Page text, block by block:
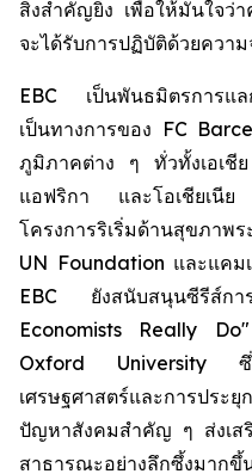
สิ่งสำคัญยิ่ง เพื่อให้มั่นใจว่
จะได้รับการปฏิบัติด้วยควา
EBC เป็นพันธมิตรการแลก
เป็นทางการของ FC
ภูมิภาคต่าง ๆ ทั่วทั้งเอเชี
แอฟริกา และโอเชียเนีย
โครงการริเริ่มด้านสุขภา
UN Foundation และแค
EBC ยังสนับสนุนซีรีส์ก
Economists Really Do"
Oxford University ซึ่งช่
เศรษฐศาสตร์และการประ
ปัญหาสังคมสำคัญ ๆ ส่งเส
สาธารณะอย่างลึกซึ้งมากขึ้